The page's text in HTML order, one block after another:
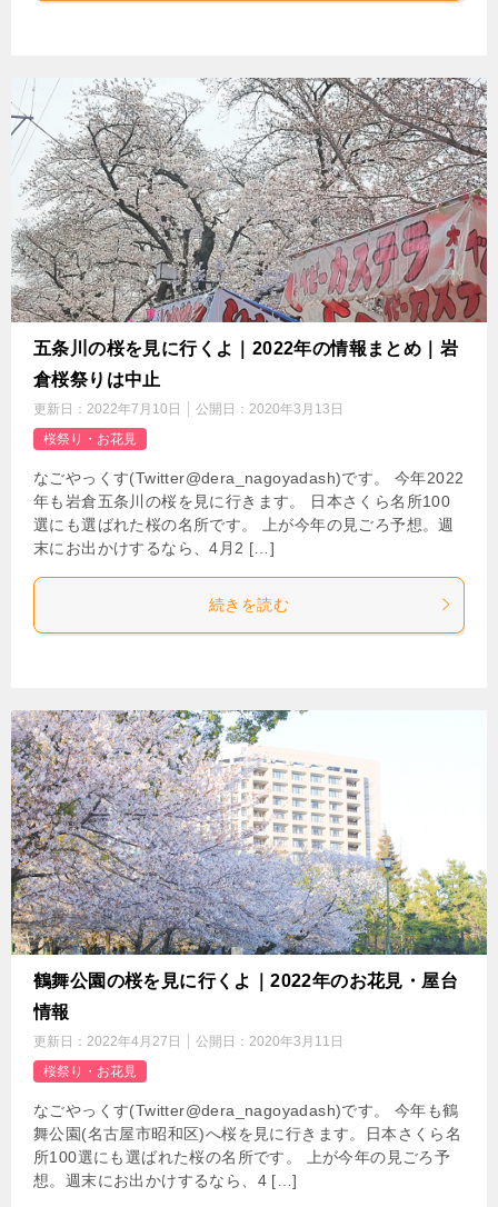
五条川の桜を見に行くよ｜2022年の情報まとめ｜岩
倉桜祭りは中止
更新日： 2022年7月10日 公開日： 2020年3月13日
桜祭り・お花見
なごやっくす(Twitter@dera_nagoyadash)です。 今年2022
年も岩倉五条川の桜を見に行きます。 日本さくら名所100
選にも選ばれた桜の名所です。 上が今年の見ごろ予想。週
末にお出かけするなら、4月2 […]
続きを読む
鶴舞公園の桜を見に行くよ｜2022年のお花見・屋台
情報
更新日： 2022年4月27日 公開日： 2020年3月11日
桜祭り・お花見
なごやっくす(Twitter@dera_nagoyadash)です。 今年も鶴
舞公園(名古屋市昭和区)へ桜を見に行きます。日本さくら名
所100選にも選ばれた桜の名所です。 上が今年の見ごろ予
想。週末にお出かけするなら、4 […]